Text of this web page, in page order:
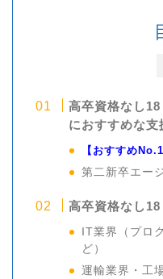
高卒資格なし
におすすめな支
【おすすめ
第二新卒エー
高卒資格なし
IT業界（プロ
ど）
運輸業界・工